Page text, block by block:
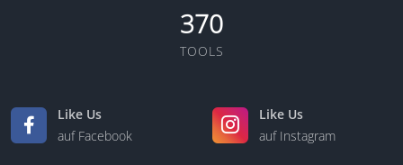
370
TOOLS
Like Us
auf Facebook
Like Us
auf Instagram